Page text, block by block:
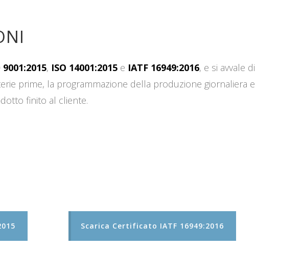
9001:2015, ISO 14001:2015 e IATF 16949:2016, e si avvale di
prime, la programmazione della produzione giornaliera e
finito al cliente.
Scarica Certificato IATF 16949:2016